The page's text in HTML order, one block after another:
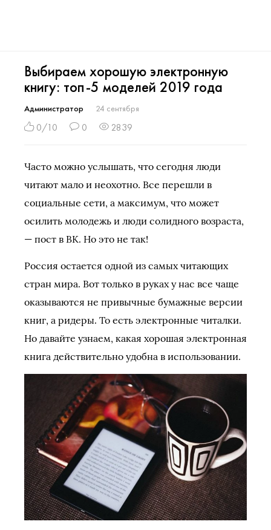
Выбираем хорошую электронную
книгу: топ-5 моделей 2019 года
Администратор 24 сентября
0/10 0 2839
Часто можно услышать, что сегодня люди
читают мало и неохотно. Все перешли в
социальные сети, а максимум, что может
осилить молодежь и люди солидного возраста,
— пост в ВК. Но это не так!
Россия остается одной из самых читающих
стран мира. Вот только в руках у нас все чаще
оказываются не привычные бумажные версии
книг, а ридеры. То есть электронные читалки.
Но давайте узнаем, какая хорошая электронная
книга действительно удобна в использовании.